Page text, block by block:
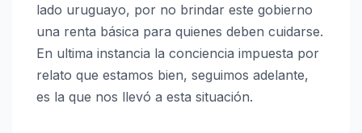
lado uruguayo, por no brindar este gobierno
una renta básica para quienes deben cuidarse.
En ultima instancia la conciencia impuesta por
relato que estamos bien, seguimos adelante,
es la que nos llevó a esta situación.